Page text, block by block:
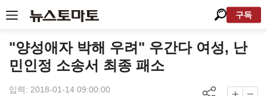
구독
"양성애자 박해 우려" 우간다 여성, 난
민인정 소송서 최종 패소
입력: 2018-01-14 09:00:00